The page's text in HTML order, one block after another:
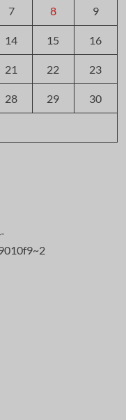
7 8 9
14 15 16
21 22 23
28 29 30